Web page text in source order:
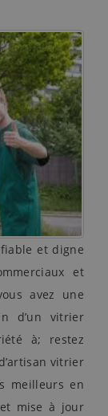
et digne
et
avez une
d’un vitrier
à; restez
vitrier
meilleurs en
mise à jour